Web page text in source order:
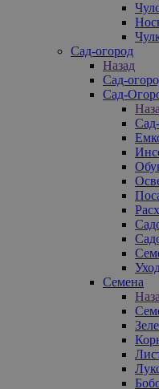
Сад-огород
Назад
Сад-
Сад-
Семена